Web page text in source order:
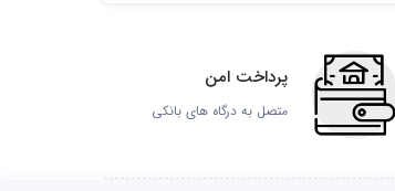
پرداخت امن
متصل به درگاه های بانکی